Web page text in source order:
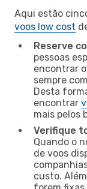
Aqui estão
voos low cost
Reserve
pessoas
encontrar
sempre
Desta
encontrar
mais pelos
Verifique
Quando o
de voos
custo.